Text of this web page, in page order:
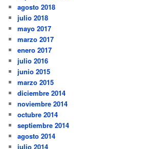
agosto 2018
julio 2018
mayo 2017
marzo 2017
enero 2017
julio 2016
junio 2015
marzo 2015
diciembre 2014
noviembre 2014
octubre 2014
septiembre 2014
agosto 2014
julio 2014